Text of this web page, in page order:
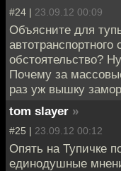
#24 | 23.09.12 00:09
Объясните для
обстоятельство?
Почему за
раз уж вышку
tom slayer »
#25 | 23.09.12 00:12
Опять на Тупичке
единодушные